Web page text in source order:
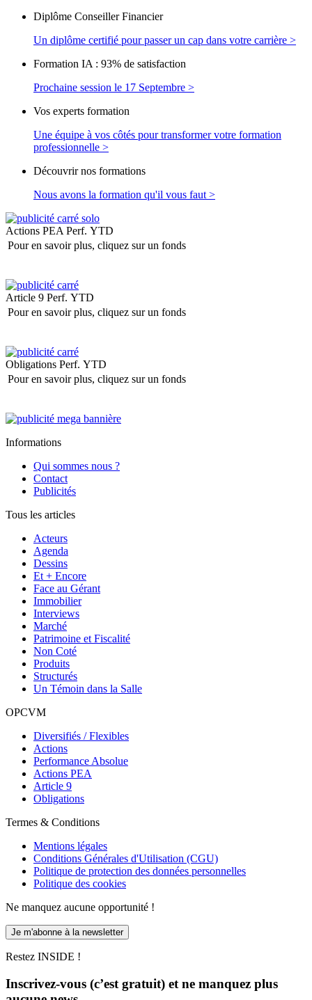
Diplôme Conseiller Financier
Un diplôme certifié pour passer un cap dans votre carrière >
Formation IA : 93% de satisfaction
Prochaine session le 17 Septembre >
Vos experts formation
Une équipe à vos côtés pour transformer votre formation
professionnelle >
Découvrir nos formations
Nous avons la formation qu'il vous faut >
Actions PEA Perf. YTD
Pour en savoir plus, cliquez sur un fonds
Article 9 Perf. YTD
Pour en savoir plus, cliquez sur un fonds
Obligations Perf. YTD
Pour en savoir plus, cliquez sur un fonds
Informations
Qui sommes nous ?
Contact
Publicités
Tous les articles
Acteurs
Agenda
Dessins
Et + Encore
Face au Gérant
Immobilier
Interviews
Marché
Patrimoine et Fiscalité
Non Coté
Produits
Structurés
Un Témoin dans la Salle
OPCVM
Diversifiés / Flexibles
Actions
Performance Absolue
Actions PEA
Article 9
Obligations
Termes & Conditions
Mentions légales
Conditions Générales d'Utilisation (CGU)
Politique de protection des données personnelles
Politique des cookies
Ne manquez aucune opportunité !
Je m'abonne à la newsletter
Restez INSIDE !
Inscrivez-vous (c’est gratuit) et ne manquez plus